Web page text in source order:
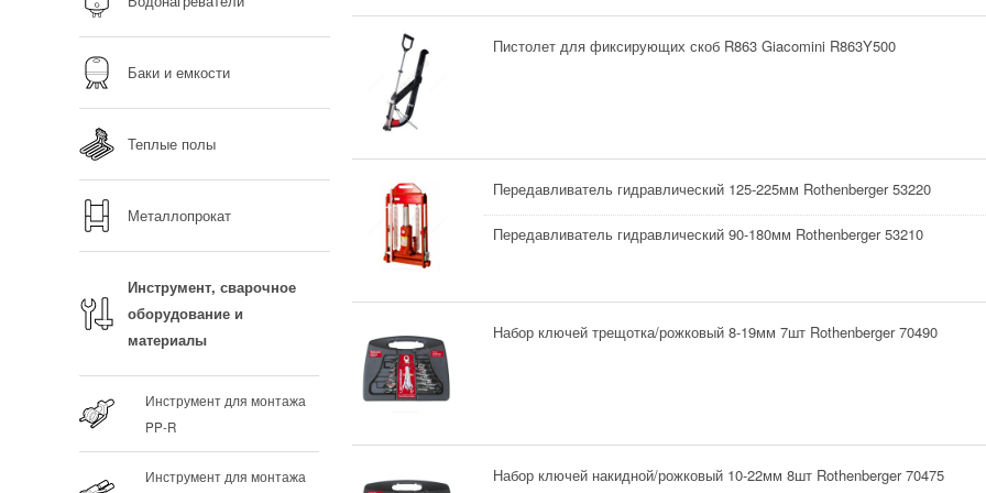
Баки и емкости
Теплые полы
Металлопрокат
Инструмент, сварочное
оборудование и
материалы
Инструмент для монтажа
PP-R
Инструмент для монтажа
Пистолет для фиксирующих скоб R863 Giacomini R863Y500
Передавливатель гидравлический 125-225мм Rothenberger 53220
Передавливатель гидравлический 90-180мм Rothenberger 53210
Набор ключей трещотка/рожковый 8-19мм 7шт Rothenberger 70490
Набор ключей накидной/рожковый 10-22мм 8шт Rothenberger 70475